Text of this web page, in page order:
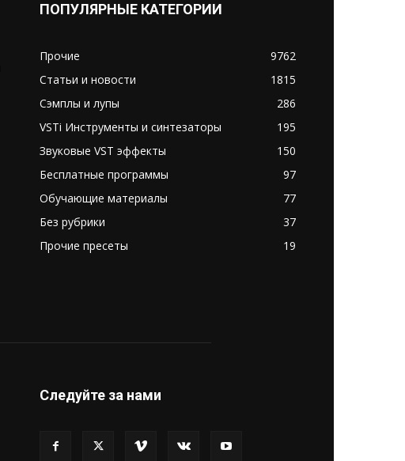
ПОПУЛЯРНЫЕ КАТЕГОРИИ
Прочие
9762
Статьи и новости
1815
Сэмплы и лупы
286
VSTi Инструменты и синтезаторы
195
Звуковые VST эффекты
150
Бесплатные программы
97
Обучающие материалы
77
Без рубрики
37
Прочие пресеты
19
Следуйте за нами